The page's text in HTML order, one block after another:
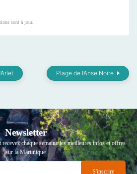
sont à jour.
Plage de l’Anse Noire
Newsletter
chaque semaine les meilleures infos et offres
sur la Martinique